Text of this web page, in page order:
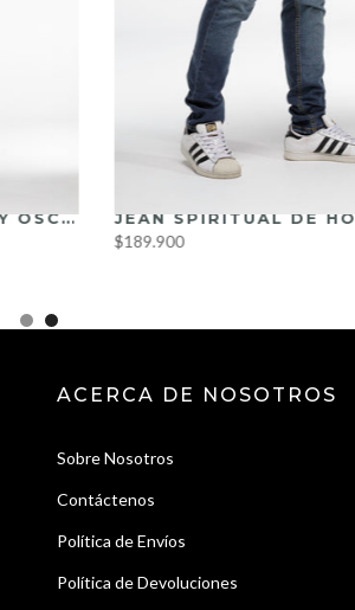
$189.900
JEAN SPIRITUAL SKINNY OSCURO REF DS9000
ACERCA DE NOSOTROS
Sobre Nosotros
Contáctenos
Política de Envíos
Política de Devoluciones